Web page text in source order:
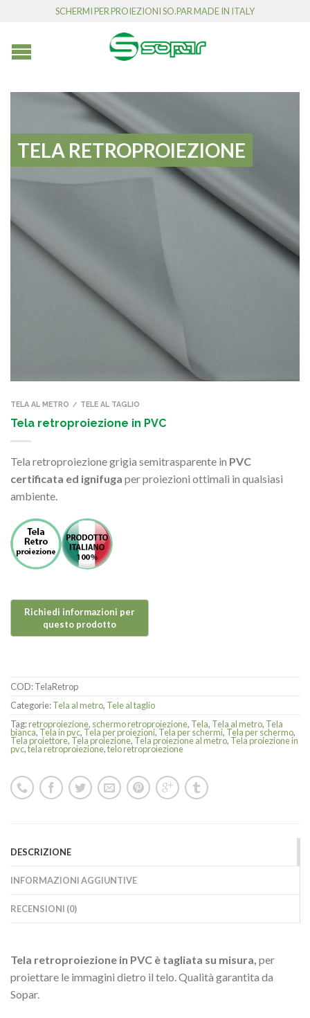
SCHERMI PER PROIEZIONI SO.PAR MADE IN ITALY
TELA RETROPROIEZIONE
TELA AL METRO / TELE AL TAGLIO
Tela retroproiezione in PVC
Tela retroproiezione grigia semitrasparente in PVC
certificata ed ignifuga per proiezioni ottimali in qualsiasi
ambiente.
COD:TelaRetrop
Categorie:Tela al metro, Tele al taglio
Tag:retroproiezione, schermo retroproiezione, Tela, Tela al metro, Tela
bianca, Tela in pvc, Tela per proiezioni, Tela per schermi, Tela per schermo,
Tela proiettore, Tela proiezione, Tela proiezione al metro, Tela proiezione in
pvc,tela retroproiezione,telo retroproiezione
DESCRIZIONE
INFORMAZIONI AGGIUNTIVE
RECENSIONI (0)
Tela retroproiezione in PVC è tagliata su misura, per
proiettare le immagini dietro il telo. Qualità garantita da
Sopar.